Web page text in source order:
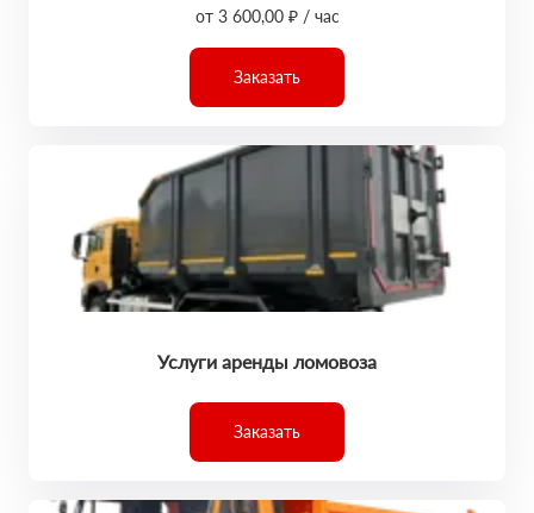
от 3 600,00 ₽ / час
Заказать
Услуги аренды ломовоза
Заказать